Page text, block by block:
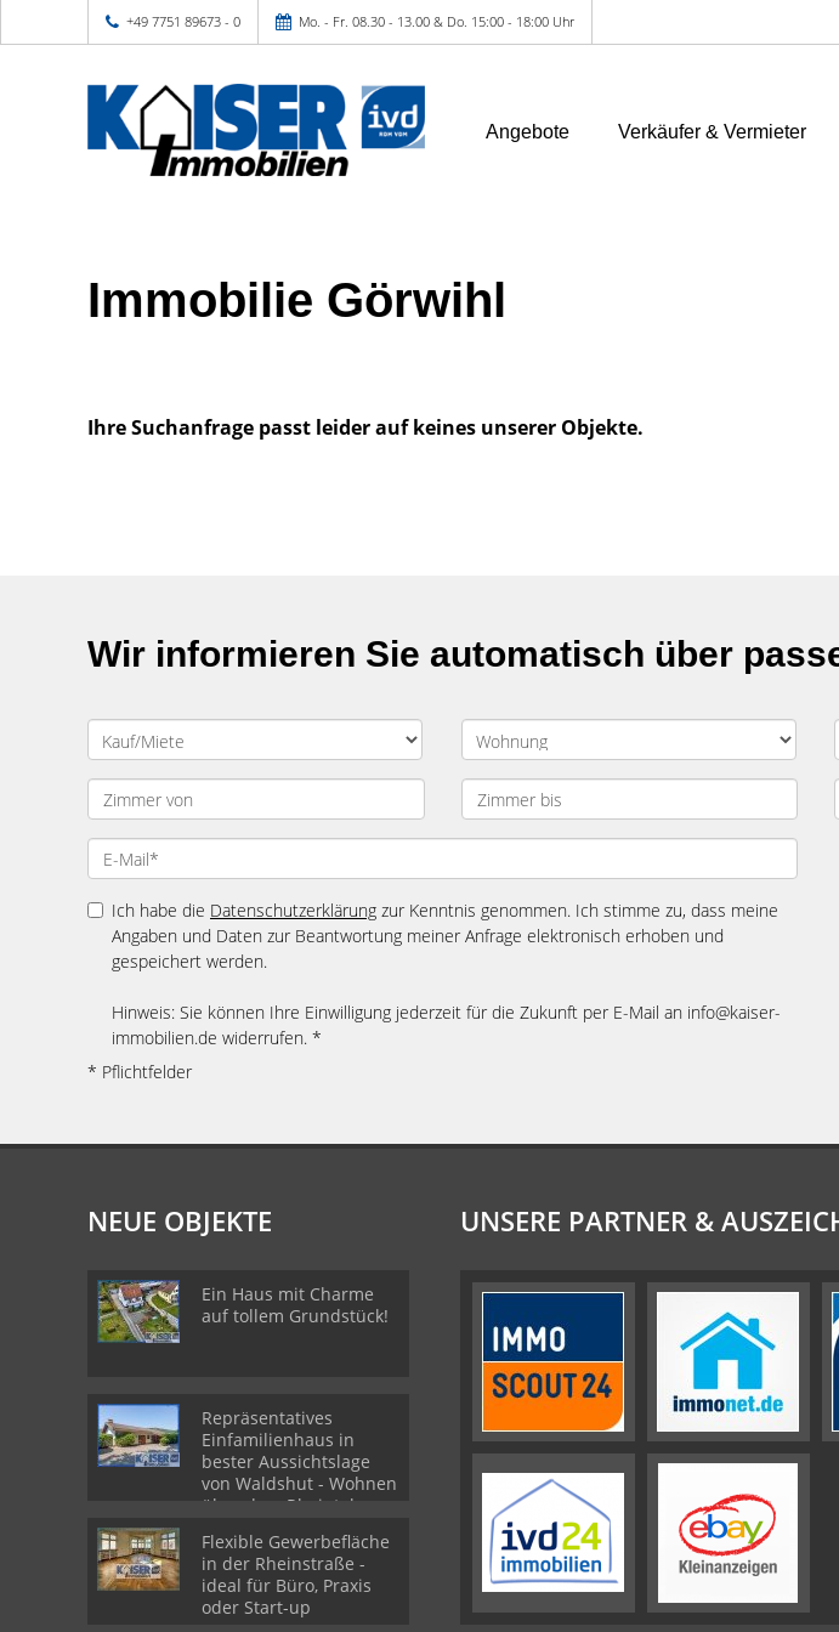
+49 7751 89673 - 0 Mo. - Fr. 08.30 - 13.00 & Do. 15:00 - 18:00 Uhr
Angebote Verkäufer & Vermieter
Immobilie Görwihl
Ihre Suchanfrage passt leider auf keines unserer Objekte.
Wir informieren Sie automatisch über
Ich habe die Datenschutzerklärung zur Kenntnis genommen. Ich stimme zu, dass meine
Angaben und Daten zur Beantwortung meiner Anfrage elektronisch erhoben und
gespeichert werden.
Hinweis: Sie können Ihre Einwilligung jederzeit für die Zukunft per E-Mail an info@kaiser-
immobilien.de widerrufen. *
* Pflichtfelder
NEUE OBJEKTE
Ein Haus mit Charme
auf tollem Grundstück!
Repräsentatives
Einfamilienhaus in
bester Aussichtslage
von Waldshut - Wohnen
über dem Rheintal
Flexible Gewerbefläche
in der Rheinstraße -
ideal für Büro, Praxis
oder Start-up
UNSERE PARTNER &